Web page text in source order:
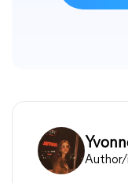
Author/